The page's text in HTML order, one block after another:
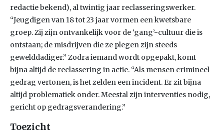
redactie bekend), al twintig jaar reclasseringswerker.
“Jeugdigen van 18 tot 23 jaar vormen een kwetsbare
groep. Zij zijn ontvankelijk voor de ‘gang’-cultuur die is
ontstaan; de misdrijven die ze plegen zijn steeds
gewelddadiger.” Zodra iemand wordt opgepakt, komt
bijna altijd de reclassering in actie. “Als mensen crimineel
gedrag vertonen, is het zelden een incident. Er zit bijna
altijd problematiek onder. Meestal zijn interventies nodig,
gericht op gedragsverandering.”
Toezicht